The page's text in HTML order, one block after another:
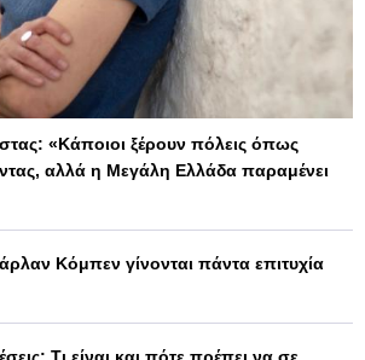
«Κάποιοι ξέρουν πόλεις όπως
αλλά η Μεγάλη Ελλάδα παραμένει
Κόμπεν γίνονται πάντα επιτυχία